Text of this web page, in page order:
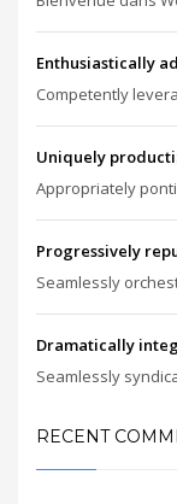
Enthusiastically
Competently
Uniquely
Appropriately
Progressively
Seamlessly
Dramatically
Seamlessly
RECENT